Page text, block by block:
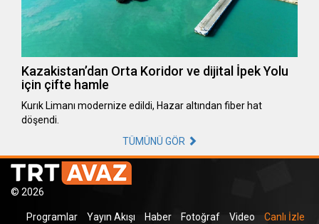
Kazakistan’dan Orta Koridor ve dijital İpek Yolu
için çifte hamle
Kurık Limanı modernize edildi, Hazar altından fiber hat
döşendi.
TÜMÜNÜ GÖR
© 2026
Programlar Yayın Akışı Haber Fotoğraf Video Canlı İzle